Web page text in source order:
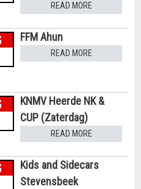
READ MORE
FFM Ahun
READ MORE
KNMV Heerde NK &
CUP (Zaterdag)
READ MORE
Kids and Sidecars
Stevensbeek